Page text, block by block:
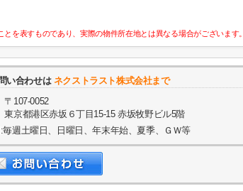
を表すものであり、実際の物件所在地とは異なる場合がございます。
い合わせはネクストラスト株式会社まで
〒107-0052
東京都港区赤坂６丁目15-15 赤坂牧野ビル5階
週土曜日、日曜日、年末年始、夏季、ＧＷ等